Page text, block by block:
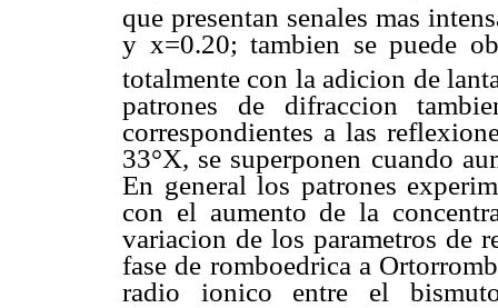
que presentan senales mas
y x=0.20; tambien se puede
totalmente con la adicion de
patrones de difraccion
correspondientes a las
33°X, se superponen cuando
En general los patrones
con el aumento de la
variacion de los parametros de
fase de romboedrica a
radio ionico entre el